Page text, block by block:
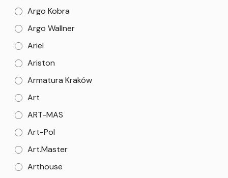
Argo Kobra
Argo Wallner
Ariel
Ariston
Armatura Kraków
Art
ART-MAS
Art-Pol
Art.Master
Arthouse